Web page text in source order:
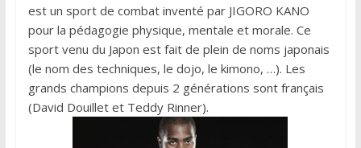
est un sport de combat inventé par JIGORO KANO
pour la pédagogie physique, mentale et morale. Ce
sport venu du Japon est fait de plein de noms japonais
(le nom des techniques, le dojo, le kimono, …). Les
grands champions depuis 2 générations sont français
(David Douillet et Teddy Rinner).